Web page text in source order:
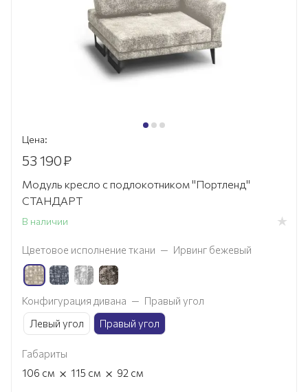
Цена:
53 190₽
Модуль кресло с подлокотником "Портленд"
СТАНДАРТ
В наличии
Цветовое исполнение ткани — Ирвинг бежевый
Конфигурация дивана — Правый угол
Левый угол
Правый угол
Габариты
106 см × 115 см × 92 см